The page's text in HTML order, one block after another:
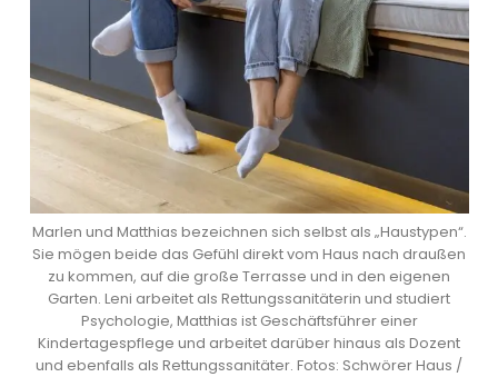
Marlen und Matthias bezeichnen sich selbst als „Haustypen“.
Sie mögen beide das Gefühl direkt vom Haus nach draußen
zu kommen, auf die große Terrasse und in den eigenen
Garten. Leni arbeitet als Rettungssanitäterin und studiert
Psychologie, Matthias ist Geschäftsführer einer
Kindertagespflege und arbeitet darüber hinaus als Dozent
und ebenfalls als Rettungssanitäter. Fotos: Schwörer Haus /